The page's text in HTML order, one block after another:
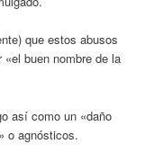
que estos abusos
buen nombre de la
así como un «daño
o agnósticos.